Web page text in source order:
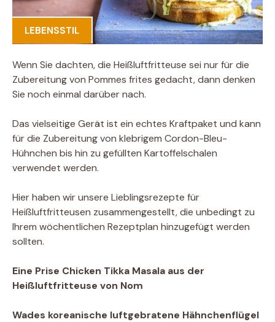
LEBENSSTIL
Wenn Sie dachten, die Heißluftfritteuse sei nur für die
Zubereitung von Pommes frites gedacht, dann denken
Sie noch einmal darüber nach.
Das vielseitige Gerät ist ein echtes Kraftpaket und kann
für die Zubereitung von klebrigem Cordon-Bleu-
Hühnchen bis hin zu gefüllten Kartoffelschalen
verwendet werden.
Hier haben wir unsere Lieblingsrezepte für
Heißluftfritteusen zusammengestellt, die unbedingt zu
Ihrem wöchentlichen Rezeptplan hinzugefügt werden
sollten.
Eine Prise Chicken Tikka Masala aus der
Heißluftfritteuse von Nom
Wades koreanische luftgebratene Hähnchenflügel